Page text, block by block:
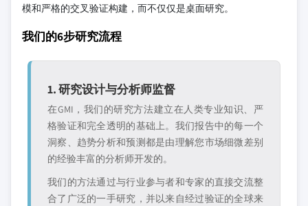
模和严格的交叉验证构建，而不仅仅是桌面研究。
我们的6步研究流程
1. 研究设计与分析师监督
在GMI，我们的研究方法建立在人类专业知识、严
格验证和完全透明的基础上。我们报告中的每一个
洞察、趋势分析和预测都是由理解您市场细微差别
的经验丰富的分析师开发的。
我们的方法通过与行业参与者和专家的直接交流整
合了广泛的一手研究，并以来自经过验证的全球来